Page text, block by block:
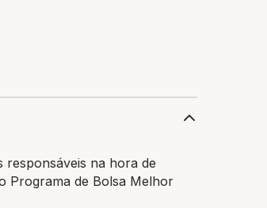
responsáveis na hora de
Programa de Bolsa Melhor